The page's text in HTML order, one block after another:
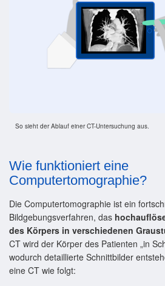
So sieht der Ablauf einer CT-Untersuchung aus.
Wie funktioniert eine
Computertomographie?
Die Computertomographie ist ein
Bildgebungsverfahren, das
des Körpers in verschiedenen
CT wird der Körper des Patienten „in
wodurch detaillierte Schnittbilder
eine CT wie folgt: